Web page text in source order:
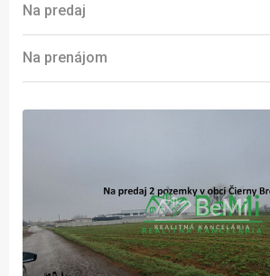
Na predaj
Na prenájom